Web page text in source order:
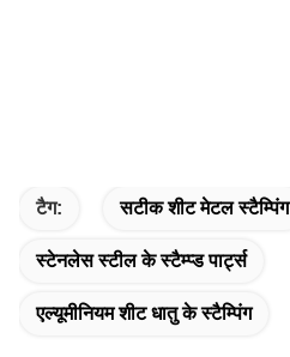
टैग: सटीक शीट मेटल स्टैम्पिंग
स्टेनलेस स्टील के स्टैम्प्ड पार्ट्स
एल्यूमीनियम शीट धातु के स्टैम्पिंग